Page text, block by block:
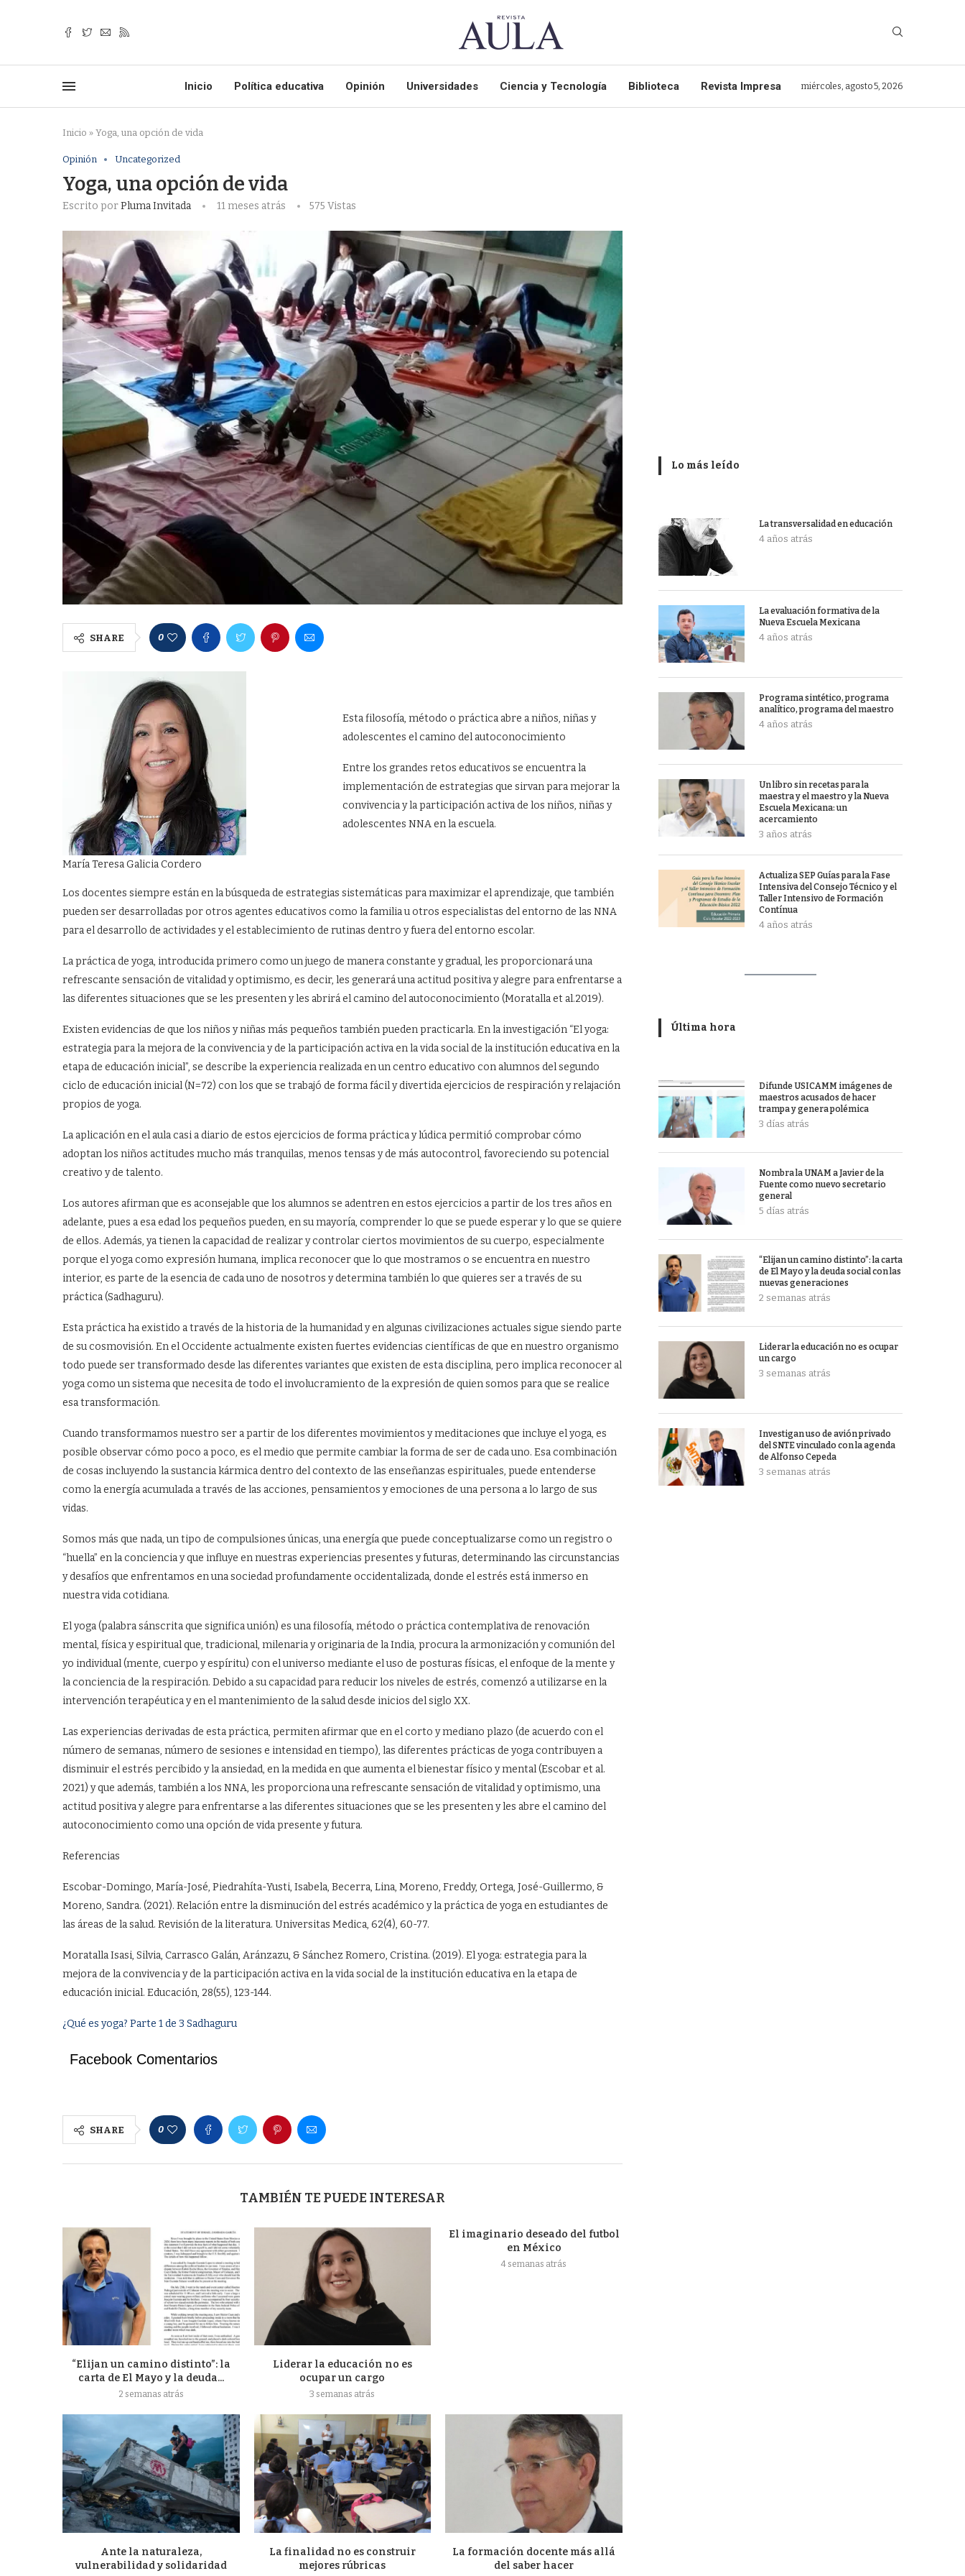
Inicio Política educativa Opinión Universidades Ciencia y Tecnología Biblioteca Revista Impresa miércoles, agosto 5, 2026
Inicio » Yoga, una opción de vida
Opinión Uncategorized
Yoga, una opción de vida
Escrito porPluma Invitada 11 meses atrás 575 Vistas
SHARE 0
María Teresa Galicia Cordero
Esta filosofía, método o práctica abre a niños, niñas y
adolescentes el camino del autoconocimiento
Entre los grandes retos educativos se encuentra la
implementación de estrategias que sirvan para mejorar la
convivencia y la participación activa de los niños, niñas y
adolescentes NNA en la escuela.
Los docentes siempre están en la búsqueda de estrategias sistemáticas para maximizar el aprendizaje, que también
pueden ser desarrolladas por otros agentes educativos como la familia u otros especialistas del entorno de las NNA
para el desarrollo de actividades y el establecimiento de rutinas dentro y fuera del entorno escolar.
La práctica de yoga, introducida primero como un juego de manera constante y gradual, les proporcionará una
refrescante sensación de vitalidad y optimismo, es decir, les generará una actitud positiva y alegre para enfrentarse a
las diferentes situaciones que se les presenten y les abrirá el camino del autoconocimiento (Moratalla et al.2019).
Existen evidencias de que los niños y niñas más pequeños también pueden practicarla. En la investigación “El yoga:
estrategia para la mejora de la convivencia y de la participación activa en la vida social de la institución educativa en la
etapa de educación inicial”, se describe la experiencia realizada en un centro educativo con alumnos del segundo
ciclo de educación inicial (N=72) con los que se trabajó de forma fácil y divertida ejercicios de respiración y relajación
propios de yoga.
La aplicación en el aula casi a diario de estos ejercicios de forma práctica y lúdica permitió comprobar cómo
adoptan los niños actitudes mucho más tranquilas, menos tensas y de más autocontrol, favoreciendo su potencial
creativo y de talento.
Los autores afirman que es aconsejable que los alumnos se adentren en estos ejercicios a partir de los tres años en
adelante, pues a esa edad los pequeños pueden, en su mayoría, comprender lo que se puede esperar y lo que se quiere
de ellos. Además, ya tienen la capacidad de realizar y controlar ciertos movimientos de su cuerpo, especialmente
porque el yoga como expresión humana, implica reconocer que lo que mostramos o se encuentra en nuestro
interior, es parte de la esencia de cada uno de nosotros y determina también lo que quieres ser a través de su
práctica (Sadhaguru).
Esta práctica ha existido a través de la historia de la humanidad y en algunas civilizaciones actuales sigue siendo parte
de su cosmovisión. En el Occidente actualmente existen fuertes evidencias científicas de que en nuestro organismo
todo puede ser transformado desde las diferentes variantes que existen de esta disciplina, pero implica reconocer al
yoga como un sistema que necesita de todo el involucramiento de la expresión de quien somos para que se realice
esa transformación.
Cuando transformamos nuestro ser a partir de los diferentes movimientos y meditaciones que incluye el yoga, es
posible observar cómo poco a poco, es el medio que permite cambiar la forma de ser de cada uno. Esa combinación
de cosas incluyendo la sustancia kármica dentro del contexto de las enseñanzas espirituales, puede entenderse
como la energía acumulada a través de las acciones, pensamientos y emociones de una persona a lo largo de sus
vidas.
Somos más que nada, un tipo de compulsiones únicas, una energía que puede conceptualizarse como un registro o
“huella” en la conciencia y que influye en nuestras experiencias presentes y futuras, determinando las circunstancias
y desafíos que enfrentamos en una sociedad profundamente occidentalizada, donde el estrés está inmerso en
nuestra vida cotidiana.
El yoga (palabra sánscrita que significa unión) es una filosofía, método o práctica contemplativa de renovación
mental, física y espiritual que, tradicional, milenaria y originaria de la India, procura la armonización y comunión del
yo individual (mente, cuerpo y espíritu) con el universo mediante el uso de posturas físicas, el enfoque de la mente y
la conciencia de la respiración. Debido a su capacidad para reducir los niveles de estrés, comenzó a utilizarse en la
intervención terapéutica y en el mantenimiento de la salud desde inicios del siglo XX.
Las experiencias derivadas de esta práctica, permiten afirmar que en el corto y mediano plazo (de acuerdo con el
número de semanas, número de sesiones e intensidad en tiempo), las diferentes prácticas de yoga contribuyen a
disminuir el estrés percibido y la ansiedad, en la medida en que aumenta el bienestar físico y mental (Escobar et al.
2021) y que además, también a los NNA, les proporciona una refrescante sensación de vitalidad y optimismo, una
actitud positiva y alegre para enfrentarse a las diferentes situaciones que se les presenten y les abre el camino del
autoconocimiento como una opción de vida presente y futura.
Referencias
Escobar-Domingo, María-José, Piedrahíta-Yusti, Isabela, Becerra, Lina, Moreno, Freddy, Ortega, José-Guillermo, &
Moreno, Sandra. (2021). Relación entre la disminución del estrés académico y la práctica de yoga en estudiantes de
las áreas de la salud. Revisión de la literatura. Universitas Medica, 62(4), 60-77.
Moratalla Isasi, Silvia, Carrasco Galán, Aránzazu, & Sánchez Romero, Cristina. (2019). El yoga: estrategia para la
mejora de la convivencia y de la participación activa en la vida social de la institución educativa en la etapa de
educación inicial. Educación, 28(55), 123-144.
¿Qué es yoga? Parte 1 de 3 Sadhaguru
Facebook Comentarios
SHARE 0
TAMBIÉN TE PUEDE INTERESAR
“Elijan un camino distinto”: la
carta de El Mayo y la deuda...
2 semanas atrás
Liderar la educación no es
ocupar un cargo
3 semanas atrás
El imaginario deseado del futbol
en México
4 semanas atrás
Ante la naturaleza,
vulnerabilidad y solidaridad
La finalidad no es construir
mejores rúbricas
La formación docente más allá
del saber hacer
Lo más leído
La transversalidad en educación
4 años atrás
La evaluación formativa de la
Nueva Escuela Mexicana
4 años atrás
Programa sintético, programa
analítico, programa del maestro
4 años atrás
Un libro sin recetas para la
maestra y el maestro y la Nueva
Escuela Mexicana: un
acercamiento
3 años atrás
Actualiza SEP Guías para la Fase
Intensiva del Consejo Técnico y el
Taller Intensivo de Formación
Contínua
4 años atrás
Última hora
Difunde USICAMM imágenes de
maestros acusados de hacer
trampa y genera polémica
3 días atrás
Nombra la UNAM a Javier de la
Fuente como nuevo secretario
general
5 días atrás
“Elijan un camino distinto”: la carta
de El Mayo y la deuda social con las
nuevas generaciones
2 semanas atrás
Liderar la educación no es ocupar
un cargo
3 semanas atrás
Investigan uso de avión privado
del SNTE vinculado con la agenda
de Alfonso Cepeda
3 semanas atrás